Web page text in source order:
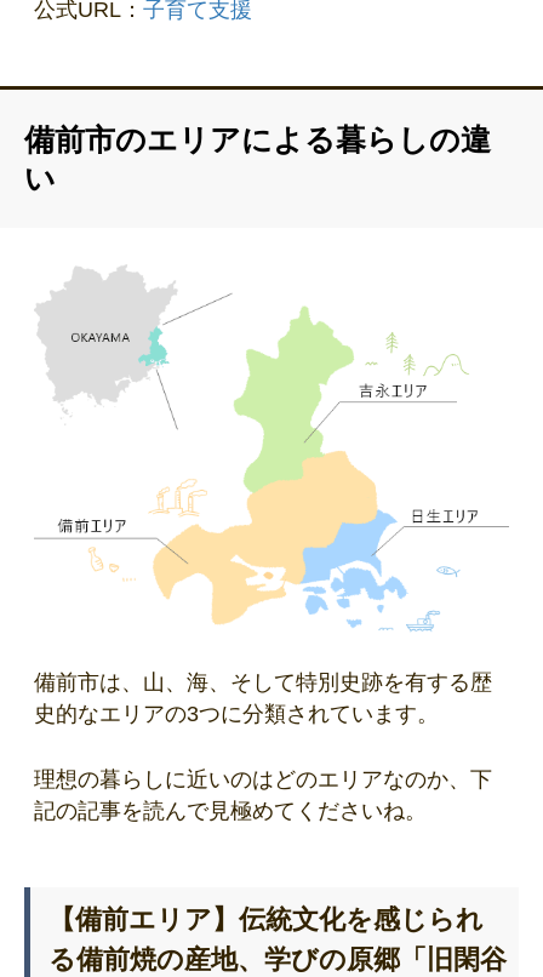
公式URL： 子育て支援
備前市のエリアによる暮らしの違
い
備前市は、山、海、そして特別史跡を有する歴
史的なエリアの3つに分類されています。
理想の暮らしに近いのはどのエリアなのか、下
記の記事を読んで見極めてくださいね。
【備前エリア】伝統文化を感じられ
る備前焼の産地、学びの原郷「旧閑谷